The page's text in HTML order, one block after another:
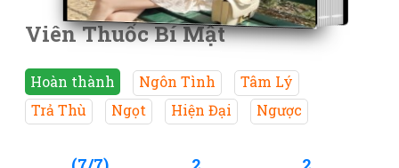
Viên Thuốc Bí Mật
Hoàn thành Ngôn Tình
Tâm Lý
Trả Thù
Ngọt Hiện Đại Ngược